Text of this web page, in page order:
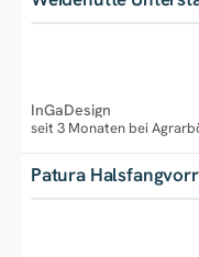
InGaDesign
seit 3 Monaten bei
Patura